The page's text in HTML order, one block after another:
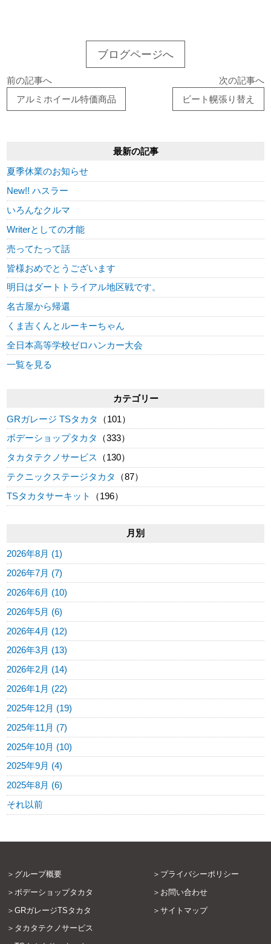
ブログページへ
前の記事へ
アルミホイール特価商品
次の記事へ
ビート幌張り替え
最新の記事
夏季休業のお知らせ
New!! ハスラー
いろんなクルマ
Writerとしての才能
売ってたって話
皆様おめでとうございます
明日はダートトライアル地区戦です。
名古屋から帰還
くま吉くんとルーキーちゃん
全日本高等学校ゼロハンカー大会
一覧を見る
カテゴリー
GRガレージ TSタカタ
（101）
ボデーショップタカタ
（333）
タカタテクノサービス
（130）
テクニックステージタカタ
（87）
TSタカタサーキット
（196）
月別
2026年8月 (1)
2026年7月 (7)
2026年6月 (10)
2026年5月 (6)
2026年4月 (12)
2026年3月 (13)
2026年2月 (14)
2026年1月 (22)
2025年12月 (19)
2025年11月 (7)
2025年10月 (10)
2025年9月 (4)
2025年8月 (6)
それ以前
グループ概要
ボデーショップタカタ
GRガレージTSタカタ
タカタテクノサービス
プライバシーポリシー
お問い合わせ
サイトマップ